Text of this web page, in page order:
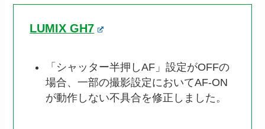
LUMIX GH7
「シャッター半押しAF」設定がOFFの
場合、一部の撮影設定においてAF-ON
が動作しない不具合を修正しました。